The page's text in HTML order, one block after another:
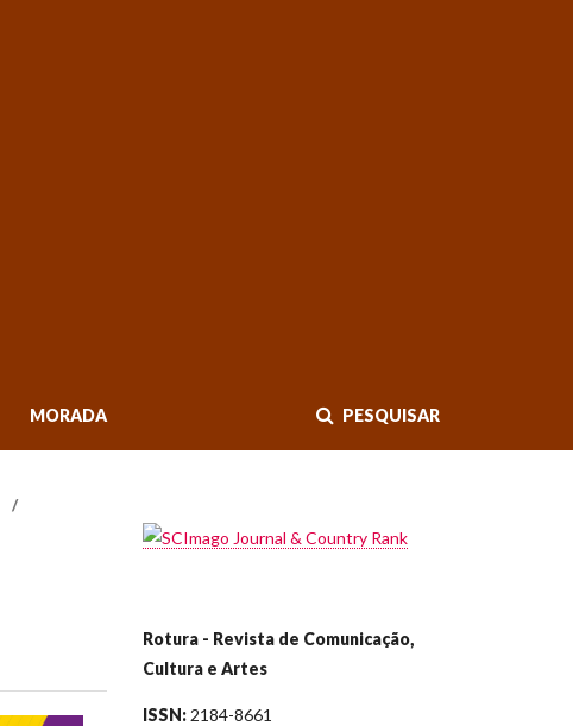
MORADA PESQUISAR
/
Rotura - Revista de Comunicação,
Cultura e Artes
ISSN: 2184-8661